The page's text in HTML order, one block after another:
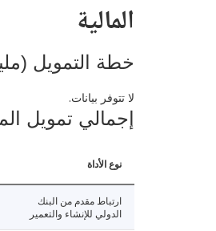
المالية
خطة التمويل
لا تتوفر بيانات.
إجمالي تمويل
نوع الأداة
ارتباط مقدم من البنك
الدولي للإنشاء والتعمير